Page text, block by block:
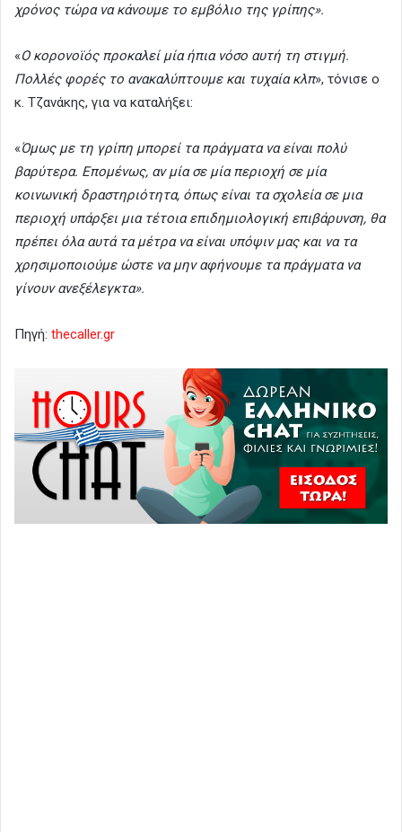
χρόνος τώρα να κάνουμε το εμβόλιο της γρίπης».
«Ο κορονοϊός προκαλεί μία ήπια νόσο αυτή τη στιγμή.
Πολλές φορές το ανακαλύπτουμε και τυχαία κλπ», τόνισε ο
κ. Τζανάκης, για να καταλήξει:
«Όμως με τη γρίπη μπορεί τα πράγματα να είναι πολύ
βαρύτερα. Επομένως, αν μία σε μία περιοχή σε μία
κοινωνική δραστηριότητα, όπως είναι τα σχολεία σε μια
περιοχή υπάρξει μια τέτοια επιδημιολογική επιβάρυνση, θα
πρέπει όλα αυτά τα μέτρα να είναι υπόψιν μας και να τα
χρησιμοποιούμε ώστε να μην αφήνουμε τα πράγματα να
γίνουν ανεξέλεγκτα».
Πηγή: thecaller.gr